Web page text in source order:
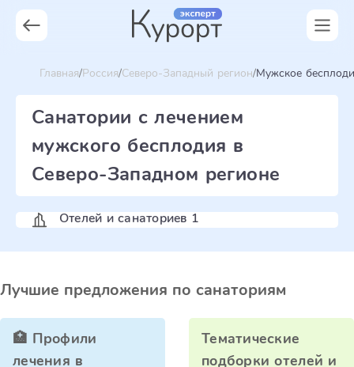
Главная Россия Северо-Западный регион Мужское
Санатории с лечением
мужского бесплодия в
Северо-Западном регионе
Отелей и санаториев 1
Лучшие предложения по санаториям
🏥 Профили
лечения в
Тематические
подборки отелей и